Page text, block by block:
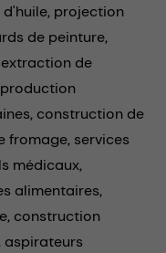
projection
de peinture,
extraction de
production
construction de
fromage, services
médicaux,
alimentaires,
construction
aspirateurs